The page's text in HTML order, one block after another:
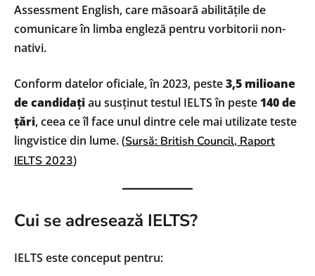
Assessment English, care măsoară abilitățile de
comunicare în limba engleză pentru vorbitorii non-
nativi.
Conform datelor oficiale, în 2023, peste3,5 milioane
de candidațiau susținut testul IELTS în peste 140 de
țări, ceea ce îl face unul dintre cele mai utilizate teste
lingvistice din lume. (Sursă: British Council, Raport
IELTS 2023)
Cui se adresează IELTS?
IELTS este conceput pentru: